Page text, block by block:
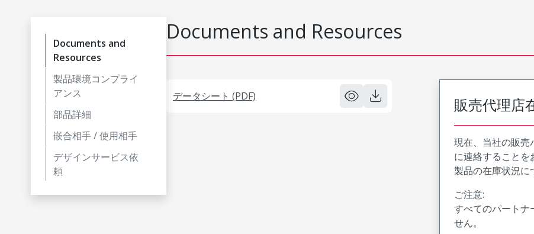
Documents and
Resources
製品環境コンプライ
アンス
部品詳細
嵌合相手 / 使用相手
デザインサービス依
頼
Documents and Resources
データシート (PDF) 販売代理店
現在、当社の販売
に連絡することを
製品の在庫状況に
ご注意:
すべてのパートナ
せん。